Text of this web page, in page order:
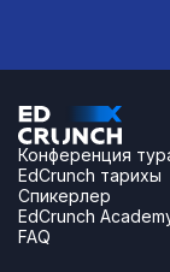
Конференция
EdCrunch тарихы
Спикерлер
EdCrunch
FAQ